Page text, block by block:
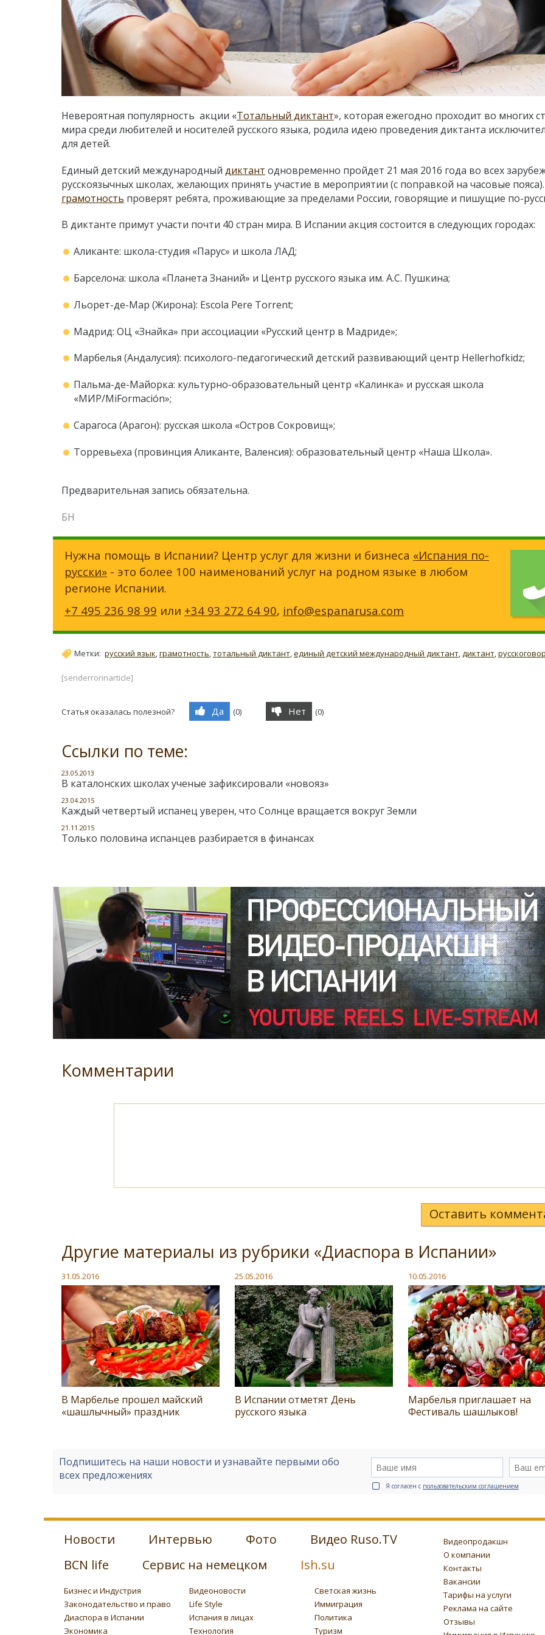
Невероятная популярность акции «Тотальный диктант», которая ежегодно проходит во многих
мира среди любителей и носителей русского языка, родила идею проведения диктанта
для детей.
Единый детский международный диктант одновременно пройдет 21 мая 2016 года во всех
русскоязычных школах, желающих принять участие в мероприятии (с поправкой на часовые
грамотность проверят ребята, проживающие за пределами России, говорящие и пишущие по-
В диктанте примут участи почти 40 стран мира. В Испании акция состоится в следующих городах:
Аликанте: школа-студия «Парус» и школа ЛАД;
Барселона: школа «Планета Знаний» и Центр русского языка им. А.С. Пушкина;
Льорет-де-Мар (Жирона): Escola Pere Torrent;
Мадрид: ОЦ «Знайка» при ассоциации «Русский центр в Мадриде»;
Марбелья (Андалусия): психолого-педагогический детский развивающий центр Hellerhofkidz;
Пальма-де-Майорка: культурно-образовательный центр «Калинка» и русская школа
«МИР/MiFormación»;
Сарагоса (Арагон): русская школа «Остров Сокровищ»;
Торревьеха (провинция Аликанте, Валенсия): образовательный центр «Наша Школа».
Предварительная запись обязательна.
БН
Нужна помощь в Испании? Центр услуг для жизни и бизнеса «Испания по-
русски» - это более 100 наименований услуг на родном языке в любом
регионе Испании.
+7 495 236 98 99 или +34 93 272 64 90, info@espanarusa.com
Метки: русский язык,грамотность,тотальный диктант,единый детский международный диктант,диктант,
[senderrorinarticle]
Статья оказалась полезной? Да (0) Нет (0)
Ссылки по теме:
23.05.2013
В каталонских школах ученые зафиксировали «новояз»
23.04.2015
Каждый четвертый испанец уверен, что Солнце вращается вокруг Земли
21.11.2015
Только половина испанцев разбирается в финансах
Комментарии
Оставить
Другие материалы из рубрики «Диаспора в Испании»
31.05.2016
В Марбелье прошел майский
«шашлычный» праздник
25.05.2016
В Испании отметят День
русского языка
10.05.2016
Марбелья приглашает на
Фестиваль шашлыков!
Подпишитесь на наши новости и узнавайте первыми обо
всех предложениях
Я согласен с пользовательским соглашением
Новости Интервью Фото
Видео Ruso.TV
BCN life
Сервис на немецком Ish.su
Бизнес и Индустрия Видеоновости
Светская жизнь
Законодательство и право
Life Style
Иммиграция
Диаспора в Испании
Испания в лицах
Политика
Экономика
Технология Туризм
Видеопродакшн
О компании
Контакты
Вакансии
Тарифы на услуги
Реклама на сайте
Отзывы